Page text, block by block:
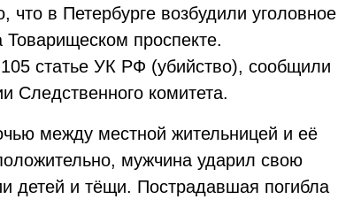
что в Петербурге возбудили уголовное
проспекте.
статье УК РФ (убийство), сообщили
Следственного комитета.
между местной жительницей и её
мужчина ударил свою
детей и тёщи. Пострадавшая погибла